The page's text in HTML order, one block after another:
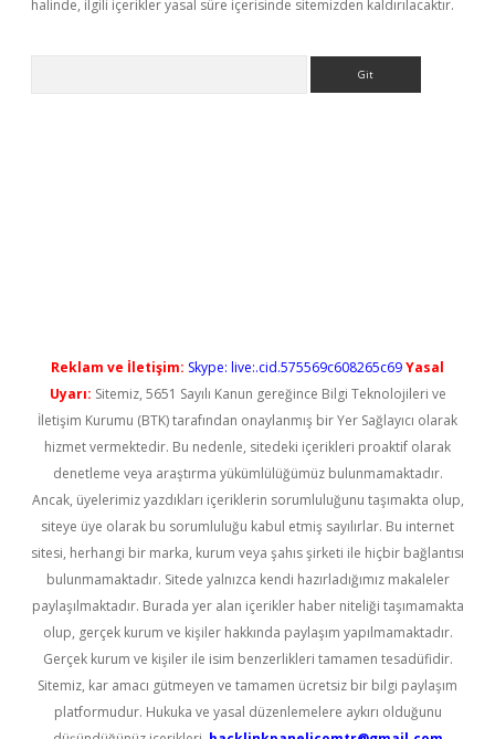
halinde, ilgili içerikler yasal süre içerisinde sitemizden kaldırılacaktır.
Reklam ve İletişim: Skype: live:.cid.575569c608265c69Yasal
Uyarı: Sitemiz, 5651 Sayılı Kanun gereğince Bilgi Teknolojileri ve
İletişim Kurumu (BTK) tarafından onaylanmış bir Yer Sağlayıcı olarak
hizmet vermektedir. Bu nedenle, sitedeki içerikleri proaktif olarak
denetleme veya araştırma yükümlülüğümüz bulunmamaktadır.
Ancak, üyelerimiz yazdıkları içeriklerin sorumluluğunu taşımakta olup,
siteye üye olarak bu sorumluluğu kabul etmiş sayılırlar. Bu internet
sitesi, herhangi bir marka, kurum veya şahıs şirketi ile hiçbir bağlantısı
bulunmamaktadır. Sitede yalnızca kendi hazırladığımız makaleler
paylaşılmaktadır. Burada yer alan içerikler haber niteliği taşımamakta
olup, gerçek kurum ve kişiler hakkında paylaşım yapılmamaktadır.
Gerçek kurum ve kişiler ile isim benzerlikleri tamamen tesadüfidir.
Sitemiz, kar amacı gütmeyen ve tamamen ücretsiz bir bilgi paylaşım
platformudur. Hukuka ve yasal düzenlemelere aykırı olduğunu